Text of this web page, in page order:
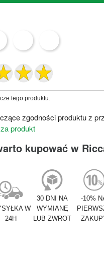
tego produktu.
zgodności produktu z
produkt
kupować w
W
24H
30 DNI NA
WYMIANĘ
LUB ZWROT
-10%